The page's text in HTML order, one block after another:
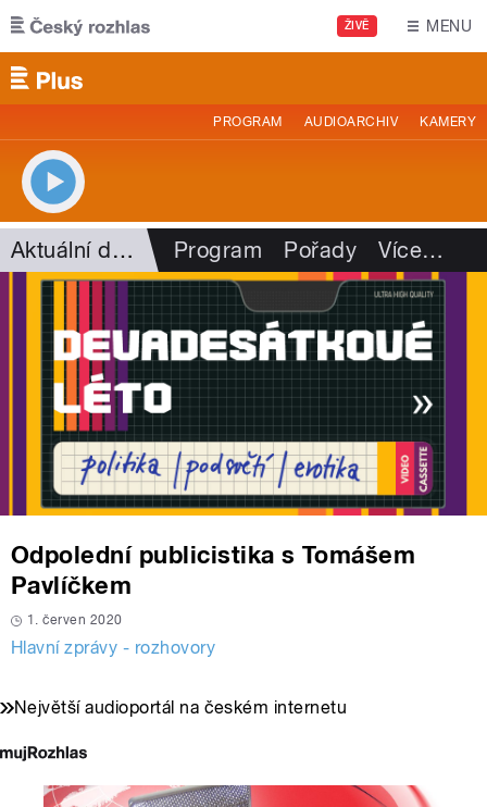
Přejít k hlavnímu obsahu
ŽIVĚ MENU
PROGRAM AUDIOARCHIV KAMERY
Aktuální dění Program Pořady Více…
Odpolední publicistika s Tomášem
Pavlíčkem
1. červen 2020
Hlavní zprávy - rozhovory
Největší audioportál na českém internetu